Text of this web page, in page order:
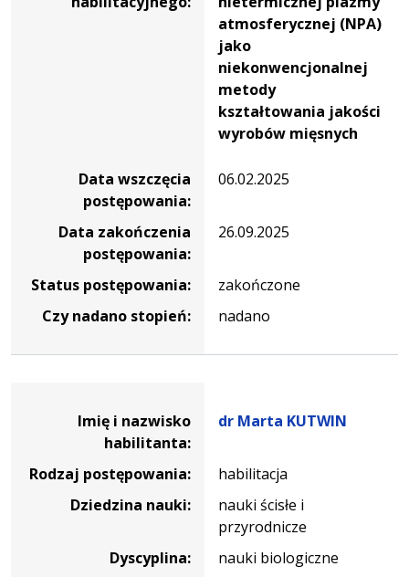
atmosferycznej (NPA)
jako
niekonwencjonalnej
metody
kształtowania jakości
wyrobów mięsnych
Data wszczęcia
postępowania:
06.02.2025
Data zakończenia
postępowania:
26.09.2025
Status postępowania:
zakończone
Czy nadano stopień:
nadano
Imię i nazwisko
habilitanta:
dr Marta KUTWIN
Rodzaj postępowania:
habilitacja
Dziedzina nauki:
nauki ścisłe i
przyrodnicze
Dyscyplina:
nauki biologiczne